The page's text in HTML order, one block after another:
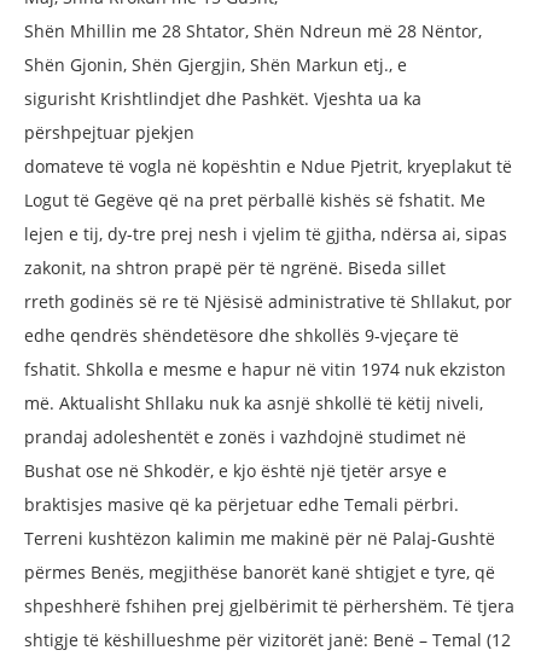
Shën Mhillin me 28 Shtator, Shën Ndreun më 28 Nëntor,
Shën Gjonin, Shën Gjergjin, Shën Markun etj., e
sigurisht Krishtlindjet dhe Pashkët. Vjeshta ua ka
përshpejtuar pjekjen
domateve të vogla në kopështin e Ndue Pjetrit, kryeplakut të
Logut të Gegëve që na pret përballë kishës së fshatit. Me
lejen e tij, dy-tre prej nesh i vjelim të gjitha, ndërsa ai, sipas
zakonit, na shtron prapë për të ngrënë. Biseda sillet
rreth godinës së re të Njësisë administrative të Shllakut, por
edhe qendrës shëndetësore dhe shkollës 9-vjeçare të
fshatit. Shkolla e mesme e hapur në vitin 1974 nuk ekziston
më. Aktualisht Shllaku nuk ka asnjë shkollë të këtij niveli,
prandaj adoleshentët e zonës i vazhdojnë studimet në
Bushat ose në Shkodër, e kjo është një tjetër arsye e
braktisjes masive që ka përjetuar edhe Temali përbri.
Terreni kushtëzon kalimin me makinë për në Palaj-Gushtë
përmes Benës, megjithëse banorët kanë shtigjet e tyre, që
shpeshherë fshihen prej gjelbërimit të përhershëm. Të tjera
shtigje të këshillueshme për vizitorët janë: Benë – Temal (12